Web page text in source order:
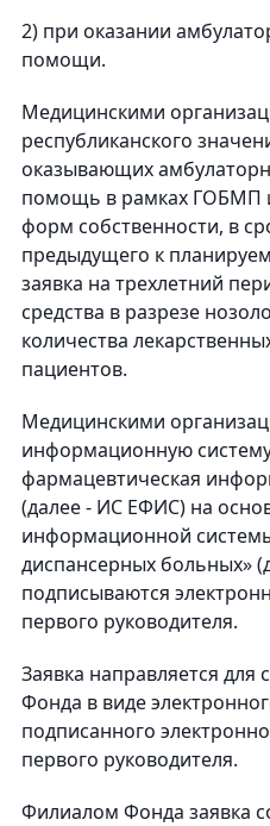
2) при оказании
помощи.
Медицинскими
республиканского
оказывающих
помощь в рамках ГОБМП
форм собственности, в
предыдущего к
заявка на трехлетний
средства в разрезе
количества
пациентов.
Медицинскими
информационную
фармацевтическая
(далее - ИС ЕФИС) на
информационной
диспансерных больных»
подписываются
первого руководителя.
Заявка направляется для
Фонда в виде
подписанного
первого руководителя.
Филиалом Фонда заявка